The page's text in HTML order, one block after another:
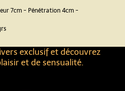
exclusif et découvrez
et de sensualité.
7cm - Pénétration 4cm -